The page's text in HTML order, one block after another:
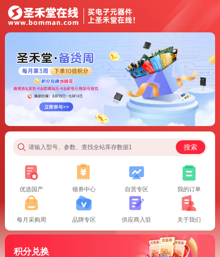
请输入型号、参数、查找全站库存数据1 搜索
优选国产 领券中心 自营专区 我的订单
每月采购周 品牌专区 供应商入驻 关于我们
积分兑换